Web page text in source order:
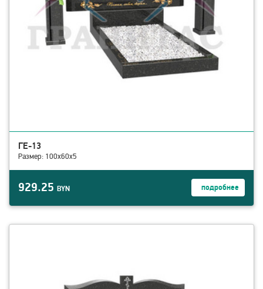
ГЕ-13
Размер: 100х60х5
929.25 BYN подробнее